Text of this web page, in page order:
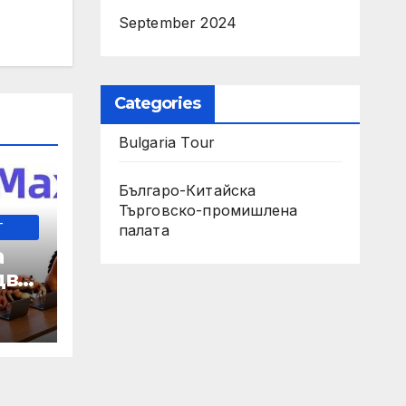
September 2024
Categories
Bulgaria Tour
Българо-Китайска
Търговско-промишлена
палaта